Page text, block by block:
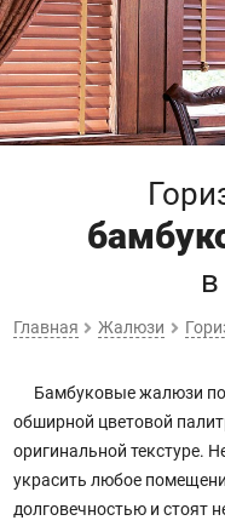
Главная Жалюзи
Бамбуковые жалюзи
обширной цветовой
оригинальной текстуре.
украсить любое
долговечностью и стоят